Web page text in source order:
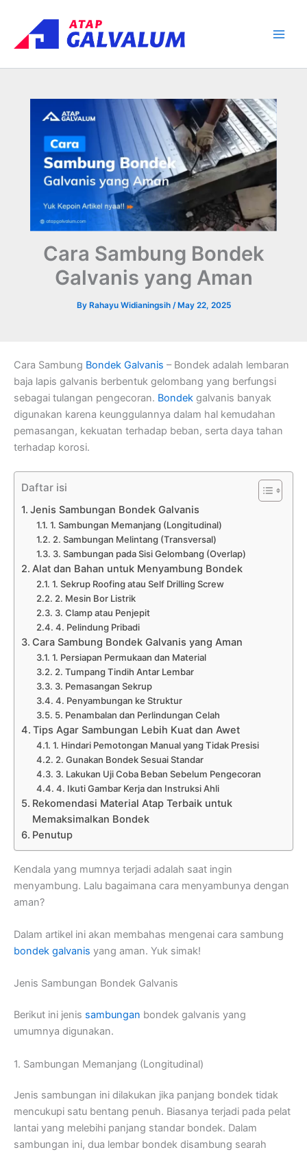
content
Cara Sambung Bondek
Galvanis yang Aman
By Rahayu Widianingsih / May 22, 2025
Cara Sambung Bondek Galvanis – Bondek adalah lembaran
baja lapis galvanis berbentuk gelombang yang berfungsi
sebagai tulangan pengecoran. Bondek galvanis banyak
digunakan karena keunggulannya dalam hal kemudahan
pemasangan, kekuatan terhadap beban, serta daya tahan
terhadap korosi.
Daftar isi
Jenis Sambungan Bondek Galvanis
1. Sambungan Memanjang (Longitudinal)
2. Sambungan Melintang (Transversal)
3. Sambungan pada Sisi Gelombang (Overlap)
Alat dan Bahan untuk Menyambung Bondek
1. Sekrup Roofing atau Self Drilling Screw
2. Mesin Bor Listrik
3. Clamp atau Penjepit
4. Pelindung Pribadi
Cara Sambung Bondek Galvanis yang Aman
1. Persiapan Permukaan dan Material
2. Tumpang Tindih Antar Lembar
3. Pemasangan Sekrup
4. Penyambungan ke Struktur
5. Penambalan dan Perlindungan Celah
Tips Agar Sambungan Lebih Kuat dan Awet
1. Hindari Pemotongan Manual yang Tidak Presisi
2. Gunakan Bondek Sesuai Standar
3. Lakukan Uji Coba Beban Sebelum Pengecoran
4. Ikuti Gambar Kerja dan Instruksi Ahli
Rekomendasi Material Atap Terbaik untuk
Memaksimalkan Bondek
Penutup
Kendala yang mumnya terjadi adalah saat ingin
menyambung. Lalu bagaimana cara menyambunya dengan
aman?
Dalam artikel ini akan membahas mengenai cara sambung
bondek galvanis yang aman. Yuk simak!
Jenis Sambungan Bondek Galvanis
Berikut ini jenis sambungan bondek galvanis yang
umumnya digunakan.
1. Sambungan Memanjang (Longitudinal)
Jenis sambungan ini dilakukan jika panjang bondek tidak
mencukupi satu bentang penuh. Biasanya terjadi pada pelat
lantai yang melebihi panjang standar bondek. Dalam
sambungan ini, dua lembar bondek disambung searah